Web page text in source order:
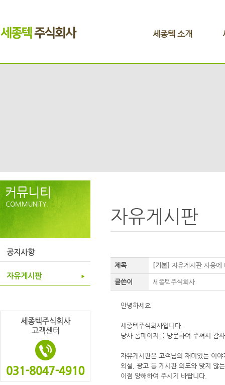
세종텍 소개
커뮤니티
COMMUNITY.
공지사항
자유게시판
자유게시판
제목 [기본] 자유게시판 사용에
글쓴이 세종텍주식회사
안녕하세요
세종텍주식회사입니다.
당사 홈페이지를 방문하여 주셔서 감
자유게시판은 고객님의 재미있는 이
외설, 광고 등 게시판 의도와 맞지 않
이점 양해하여 주시기 바랍니다.